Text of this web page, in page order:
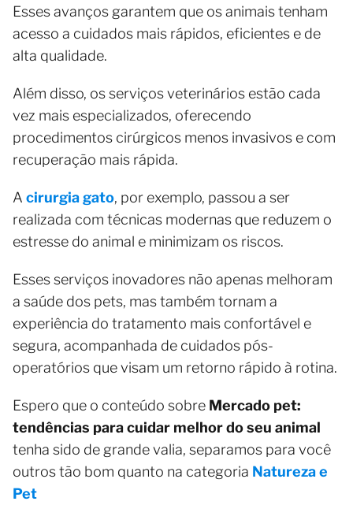
Esses avanços garantem que os animais tenham
acesso a cuidados mais rápidos, eficientes e de
alta qualidade.
Além disso, os serviços veterinários estão cada
vez mais especializados, oferecendo
procedimentos cirúrgicos menos invasivos e com
recuperação mais rápida.
A cirurgia gato, por exemplo, passou a ser
realizada com técnicas modernas que reduzem o
estresse do animal e minimizam os riscos.
Esses serviços inovadores não apenas melhoram
a saúde dos pets, mas também tornam a
experiência do tratamento mais confortável e
segura, acompanhada de cuidados pós-
operatórios que visam um retorno rápido à rotina.
Espero que o conteúdo sobre Mercado pet:
tendências para cuidar melhor do seu animal
tenha sido de grande valia, separamos para você
outros tão bom quanto na categoria Natureza e
Pet